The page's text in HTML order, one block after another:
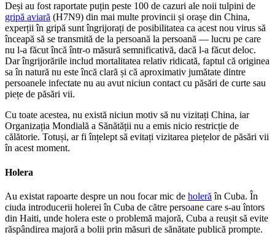
Deși au fost raportate puțin peste 100 de cazuri ale noii tulpini de
gripă aviară (H7N9) din mai multe provincii și orașe din China,
experții în gripă sunt îngrijorați de posibilitatea ca acest nou virus să
înceapă să se transmită de la persoană la persoană — lucru pe care
nu l-a făcut încă într-o măsură semnificativă, dacă l-a făcut deloc.
Dar îngrijorările includ mortalitatea relativ ridicată, faptul că originea
sa în natură nu este încă clară și că aproximativ jumătate dintre
persoanele infectate nu au avut niciun contact cu păsări de curte sau
piețe de păsări vii.
Cu toate acestea, nu există niciun motiv să nu vizitați China, iar
Organizația Mondială a Sănătății nu a emis nicio restricție de
călătorie. Totuși, ar fi înțelept să evitați vizitarea piețelor de păsări vii
în acest moment.
Holera
Au existat rapoarte despre un nou focar mic de holeră în Cuba. În
ciuda introducerii holerei în Cuba de către persoane care s-au întors
din Haiti, unde holera este o problemă majoră, Cuba a reușit să evite
răspândirea majoră a bolii prin măsuri de sănătate publică prompte.